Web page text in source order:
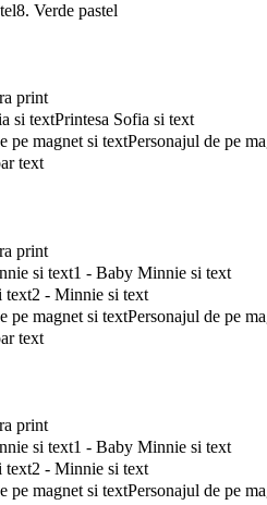
8. Verde pastel
print
Printesa Sofia si text
Personajul de pe
text
print
1 - Baby Minnie si text
2 - Minnie si text
Personajul de pe
text
print
1 - Baby Minnie si text
2 - Minnie si text
Personajul de pe